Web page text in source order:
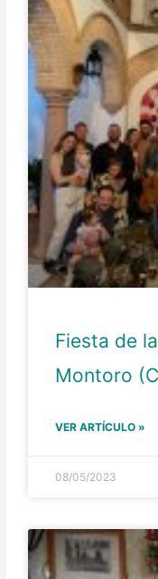
Fiesta de
Montoro
VER ARTÍCULO »
08/05/2023